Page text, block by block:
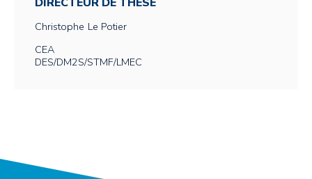
Christophe Le Potier
CEA
DES/DM2S/STMF/LMEC